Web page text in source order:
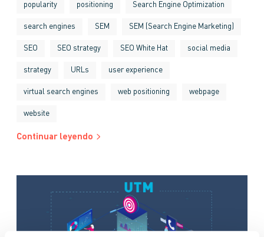
popularity positioning Search Engine Optimization
search engines SEM SEM (Search Engine Marketing)
SEO SEO strategy SEO White Hat social media
strategy URLs user experience
virtual search engines web positioning webpage
website
Continuar leyendo